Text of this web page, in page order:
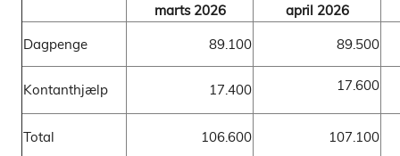
marts 2026
april 2026
Dagpenge 89.100 89.500
Kontanthjælp 17.400 17.600
Total 106.600 107.100